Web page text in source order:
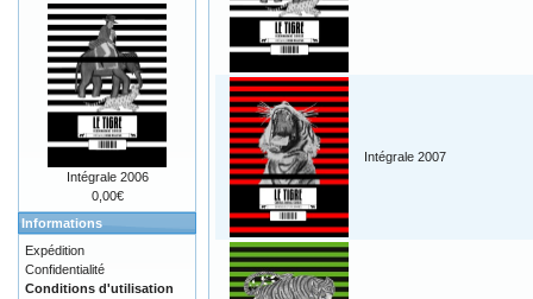
Intégrale 2007
Intégrale 2006
0,00€
Informations
Expédition
Confidentialité
Conditions d'utilisation